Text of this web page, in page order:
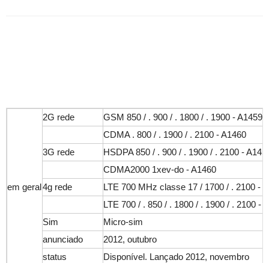
em geral
2G rede
GSM 850 / . 900 / . 1800 / . 1900 - A1459 /
CDMA . 800 / . 1900 / . 2100 - A1460
3G rede
HSDPA 850 / . 900 / . 1900 / . 2100 -
CDMA2000 1xev-do - A1460
4g rede
LTE 700 MHz classe 17 / 1700 / . 2100 -
LTE 700 / . 850 / . 1800 / . 1900 / . 2100 -
Sim
Micro-sim
anunciado
2012, outubro
status
Disponível. Lançado 2012, novembro